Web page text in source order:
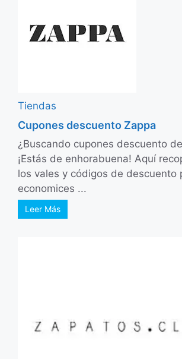
Tiendas
Cupones descuento Zappa
¿Buscando cupones descuento
¡Estás de enhorabuena! Aquí
los vales y códigos de descuento
economices ...
Leer Más